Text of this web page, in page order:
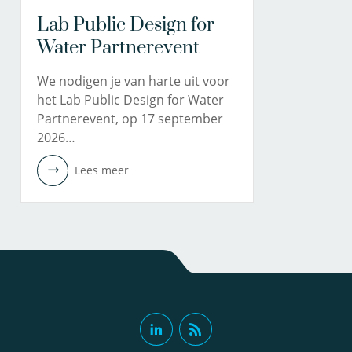
Lab Public Design for
Water Partnerevent
We nodigen je van harte uit voor
het Lab Public Design for Water
Partnerevent, op 17 september
2026…
Lees meer